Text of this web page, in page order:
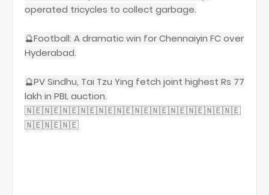
operated tricycles to collect garbage.
🔮Football: A dramatic win for Chennaiyin FC over
Hyderabad.
🔮PV Sindhu, Tai Tzu Ying fetch joint highest Rs 77
lakh in PBL auction.
🇳🇪🇳🇪🇳🇪🇳🇪🇳🇪🇳🇪🇳🇪🇳🇪🇳🇪🇳🇪🇳🇪🇳🇪
🇳🇪🇳🇪🇳🇪